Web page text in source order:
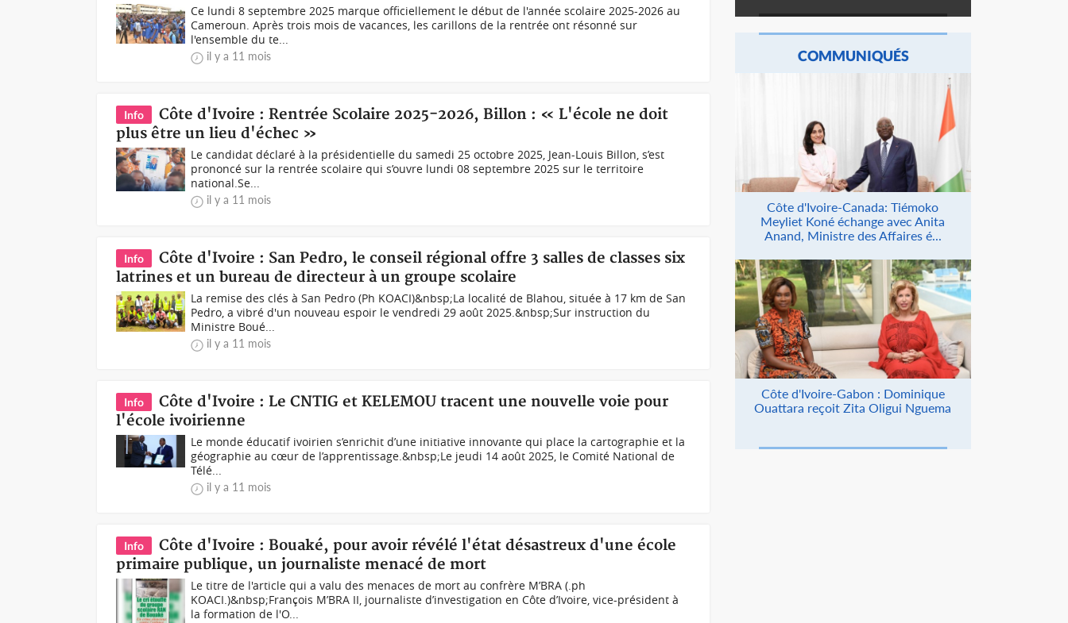
Ce lundi 8 septembre 2025 marque officiellement le début de l'année scolaire 2025-2026 au
Cameroun. Après trois mois de vacances, les carillons de la rentrée ont résonné sur
l'ensemble du te...
il y a 11 mois
Info
Côte d'Ivoire : Rentrée Scolaire 2025-2026, Billon : « L'école ne doit
plus être un lieu d'échec »
Le candidat déclaré à la présidentielle du samedi 25 octobre 2025, Jean-Louis Billon, s’est
prononcé sur la rentrée scolaire qui s’ouvre lundi 08 septembre 2025 sur le territoire
national.Se...
il y a 11 mois
Info
Côte d'Ivoire : San Pedro, le conseil régional offre 3 salles de classes six
latrines et un bureau de directeur à un groupe scolaire
La remise des clés à San Pedro (Ph KOACI)&nbsp;La localité de Blahou, située à 17 km de San
Pedro, a vibré d'un nouveau espoir le vendredi 29 août 2025.&nbsp;Sur instruction du
Ministre Boué...
il y a 11 mois
Info
Côte d'Ivoire : Le CNTIG et KELEMOU tracent une nouvelle voie pour
l'école ivoirienne
Le monde éducatif ivoirien s’enrichit d’une initiative innovante qui place la cartographie et la
géographie au cœur de l’apprentissage.&nbsp;Le jeudi 14 août 2025, le Comité National de
Télé...
il y a 11 mois
Info
Côte d'Ivoire : Bouaké, pour avoir révélé l'état désastreux d'une école
primaire publique, un journaliste menacé de mort
Le titre de l'article qui a valu des menaces de mort au confrère M’BRA (.ph
KOACI.)&nbsp;François M’BRA II, journaliste d’investigation en Côte d’Ivoire, vice-président à
la formation de l'O...
COMMUNIQUÉS
Côte d'Ivoire-Canada: Tiémoko
Meyliet Koné échange avec Anita
Anand, Ministre des Affaires é...
Côte d'Ivoire-Gabon : Dominique
Ouattara reçoit Zita Oligui Nguema